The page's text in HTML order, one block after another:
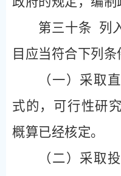
第三十条 列
目应当符合下列条
（一）采取
式的，可行性研
概算已经核定。
（二）采取